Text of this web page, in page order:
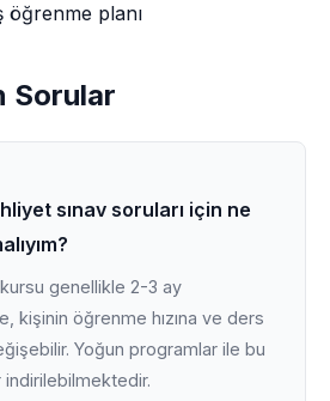
öğrenme planı
Sorular
sınav soruları için ne
genellikle 2-3 ay
kişinin öğrenme hızına ve ders
Yoğun programlar ile bu